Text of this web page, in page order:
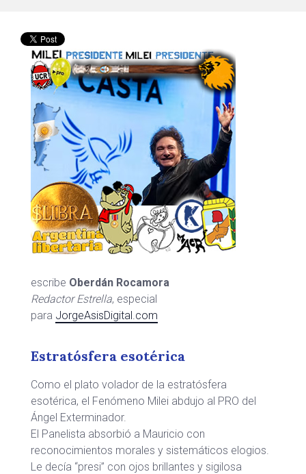
escribe Oberdán Rocamora
Redactor Estrella, especial
para JorgeAsisDigital.com
Estratósfera esotérica
Como el plato volador de la estratósfera
esotérica, el Fenómeno Milei abdujo al PRO del
Ángel Exterminador.
El Panelista absorbió a Mauricio con
reconocimientos morales y sistemáticos elogios.
Le decía “presi” con ojos brillantes y sigilosa